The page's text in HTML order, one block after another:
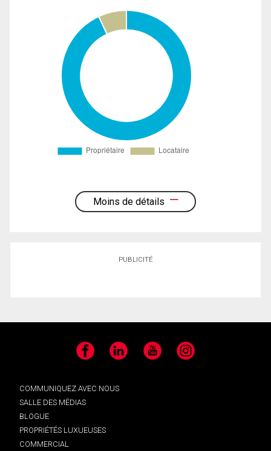
Moins de détails
PUBLICITÉ
Facebook LinkedIn YouTube Instagram
COMMUNIQUEZ AVEC NOUS
SALLE DES MÉDIAS
BLOGUE
PROPRIÉTÉS LUXUEUSES
COMMERCIAL